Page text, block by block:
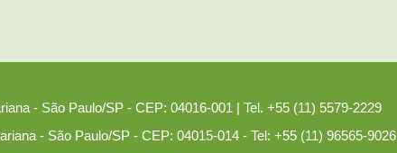
- São Paulo/SP - CEP: 04016-001 | Tel. +55 (11) 5579-2229
- São Paulo/SP - CEP: 04015-014 - Tel: +55 (11) 96565-9026